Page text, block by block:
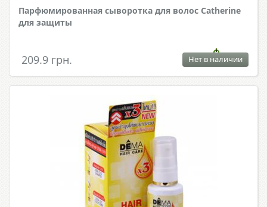
Парфюмированная сыворотка для волос Catherine
для защиты
209.9 грн. Нет в наличии